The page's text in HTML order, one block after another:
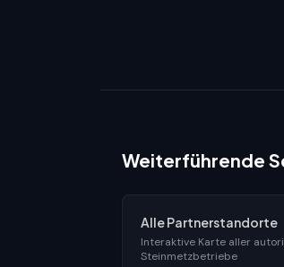
Weiterführende
Alle Partnerstandorte
Interaktive Karte aller
Steinmetzbetriebe